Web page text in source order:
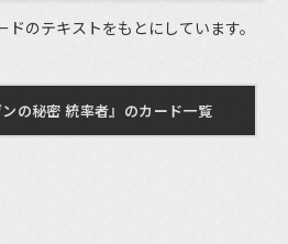
のテキストをもとにしています。
ンの秘密 統率者』のカード一覧